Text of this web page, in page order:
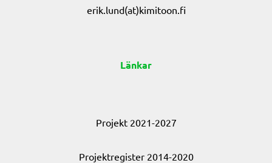
erik.lund(at)kimitoon.fi
Länkar
Projekt 2021-2027
Projektregister 2014-2020